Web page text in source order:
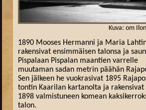
Kuva: om
1890 Mooses Hermanni ja Maria
rakensivat ensimmäisen talonsa ja
Pispalaan Pispalan maantien varrelle
muutaman sadan metrin päähän
Sen jälkeen he vuokrasivat 1895
tontin Kaarilan kartanolta ja rakensivat
1898 valmistuneen komean
talon.